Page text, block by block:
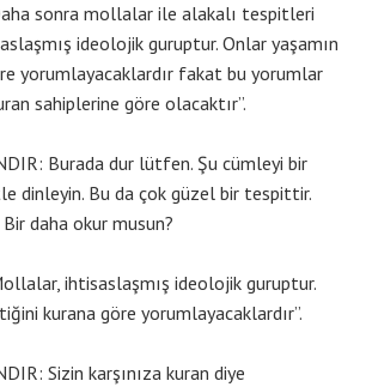
sonra mollalar ile alakalı tespitleri
ideolojik guruptur. Onlar yaşamın
yorumlayacaklardır fakat bu yorumlar
sahiplerine göre olacaktır”.
Burada dur lütfen. Şu cümleyi bir
dinleyin. Bu da çok güzel bir tespittir.
daha okur musun?
ihtisaslaşmış ideolojik guruptur.
kurana göre yorumlayacaklardır”.
Sizin karşınıza kuran diye